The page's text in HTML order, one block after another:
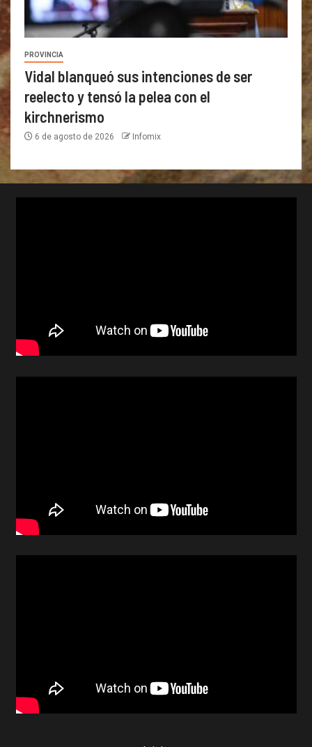
PROVINCIA
Vidal blanqueó sus intenciones de ser
reelecto y tensó la pelea con el
kirchnerismo
6 de agosto de 2026 Infomix